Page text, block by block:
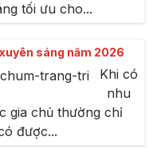
tối ưu cho...
sáng năm 2026
Khi có
nhu
gia chủ thường chỉ
được...